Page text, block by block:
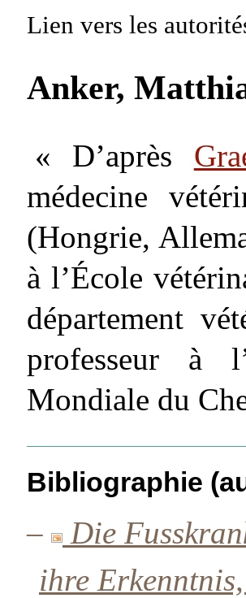
Lien vers les
Anker,
« D’après
médecine
(Hongrie,
à l’École
département
professeur à
Mondiale du
Bibliographie
–
Die
ihre